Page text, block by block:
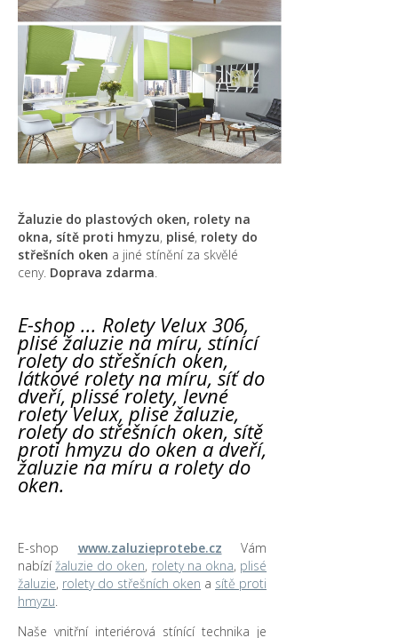
Žaluzie do plastových oken, rolety na
okna, sítě proti hmyzu, plisé, rolety do
střešních oken a jiné stínění za skvělé
ceny. Doprava zdarma.
E-shop ... Rolety Velux 306,
plisé žaluzie na míru, stínící
rolety do střešních oken,
látkové rolety na míru, síť do
dveří, plissé rolety, levné
rolety Velux, plise žaluzie,
rolety do střešních oken, sítě
proti hmyzu do oken a dveří,
žaluzie na míru a rolety do
oken.
E-shop www.zaluzieprotebe.cz Vám
nabízížaluzie do oken, rolety na okna, plisé
žaluzie, rolety do střešních oken a sítě proti
hmyzu.
Naše vnitřní interiérová stínící technika je